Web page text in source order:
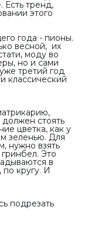
тренд,
этого
года - пионы.
весной, их
моду во
но и сами
третий год
классический
стоять
цветка, как у
зеленью. Для
нужно взять
Это
в
кругу. И
подрезать